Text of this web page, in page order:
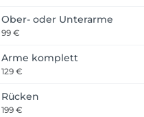
Ober- oder Unterarme
99 €
Arme komplett
129 €
Rücken
199 €